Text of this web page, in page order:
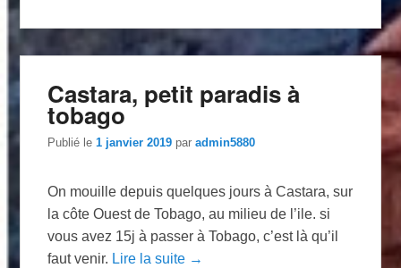
Castara, petit paradis à
tobago
Publié le1 janvier 2019 paradmin5880
On mouille depuis quelques jours à Castara, sur
la côte Ouest de Tobago, au milieu de l’ile. si
vous avez 15j à passer à Tobago, c’est là qu’il
faut venir. Lire la suite →